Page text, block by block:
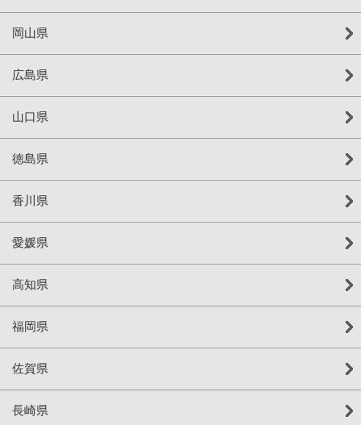
岡山県
広島県
山口県
徳島県
香川県
愛媛県
高知県
福岡県
佐賀県
長崎県